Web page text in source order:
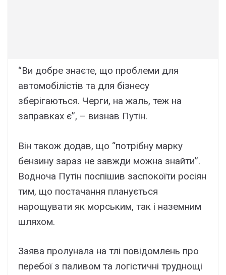
“Ви добре знаєте, що проблеми для
автомобілістів та для бізнесу
зберігаються. Черги, на жаль, теж на
заправках є”, – визнав Путін.
Він також додав, що “потрібну марку
бензину зараз не завжди можна знайти”.
Водноча Путін поспішив заспокоїти росіян
тим, що постачання планується
нарощувати як морським, так і наземним
шляхом.
Заява пролунала на тлі повідомлень про
перебої з паливом та логістичні труднощі